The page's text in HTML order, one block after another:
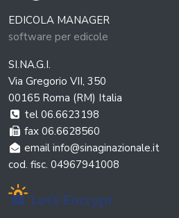
EDICOLA MANAGER
software per edicole
SI.NA.G.I.
Via Gregorio VII, 350
00165 Roma (RM) Italia
tel 06.6623198
fax 06.6628560
email info@sinaginazionale.it
cod. fisc. 04967941008